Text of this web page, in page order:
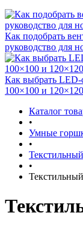
Как подобрать
руководство для
Как выбрать LED-
100×100 и 120×120
Каталог
•
Умные
•
•